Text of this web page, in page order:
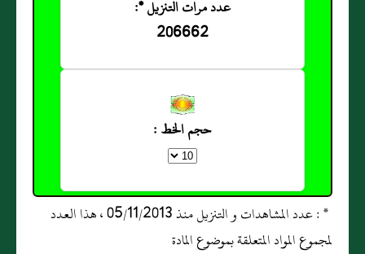
عدد مرات التنزيل *:
206662
حجم الخط :
* : عدد المشاهدات و التنزيل منذ 05/11/2013 ، هذا العدد
لمجموع المواد المتعلقة بموضوع المادة